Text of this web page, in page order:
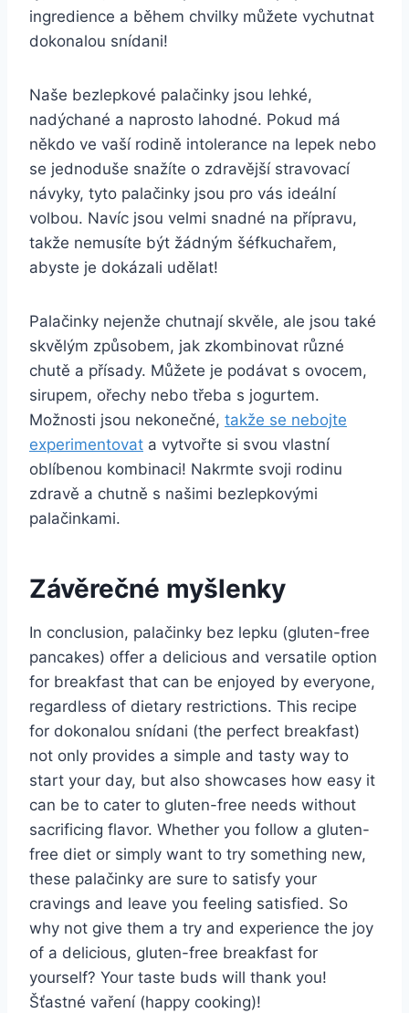
ingredience a během chvilky můžete vychutnat
dokonalou snídani!
Naše bezlepkové palačinky jsou lehké,
nadýchané a naprosto lahodné. Pokud má
někdo ve vaší rodině intolerance na lepek nebo
se jednoduše snažíte o zdravější stravovací
návyky, tyto palačinky jsou pro vás ideální
volbou. Navíc jsou velmi snadné na přípravu,
takže nemusíte být žádným šéfkuchařem,
abyste je dokázali udělat!
Palačinky nejenže chutnají skvěle, ale jsou také
skvělým způsobem, jak zkombinovat různé
chutě a přísady. Můžete je podávat s ovocem,
sirupem, ořechy nebo třeba s jogurtem.
Možnosti jsou nekonečné, takže se nebojte
experimentovat a vytvořte si svou vlastní
oblíbenou kombinaci! Nakrmte svoji rodinu
zdravě a chutně s našimi bezlepkovými
palačinkami.
Závěrečné myšlenky
In conclusion, palačinky bez lepku (gluten-free
pancakes) offer a delicious and versatile option
for breakfast that can be enjoyed by everyone,
regardless of dietary restrictions. This recipe
for dokonalou snídani (the perfect breakfast)
not only provides a simple and tasty way to
start your day, but also showcases how easy it
can be to cater to gluten-free needs without
sacrificing flavor. Whether you follow a gluten-
free diet or simply want to try something new,
these palačinky are sure to satisfy your
cravings and leave you feeling satisfied. So
why not give them a try and experience the joy
of a delicious, gluten-free breakfast for
yourself? Your taste buds will thank you!
Šťastné vaření (happy cooking)!